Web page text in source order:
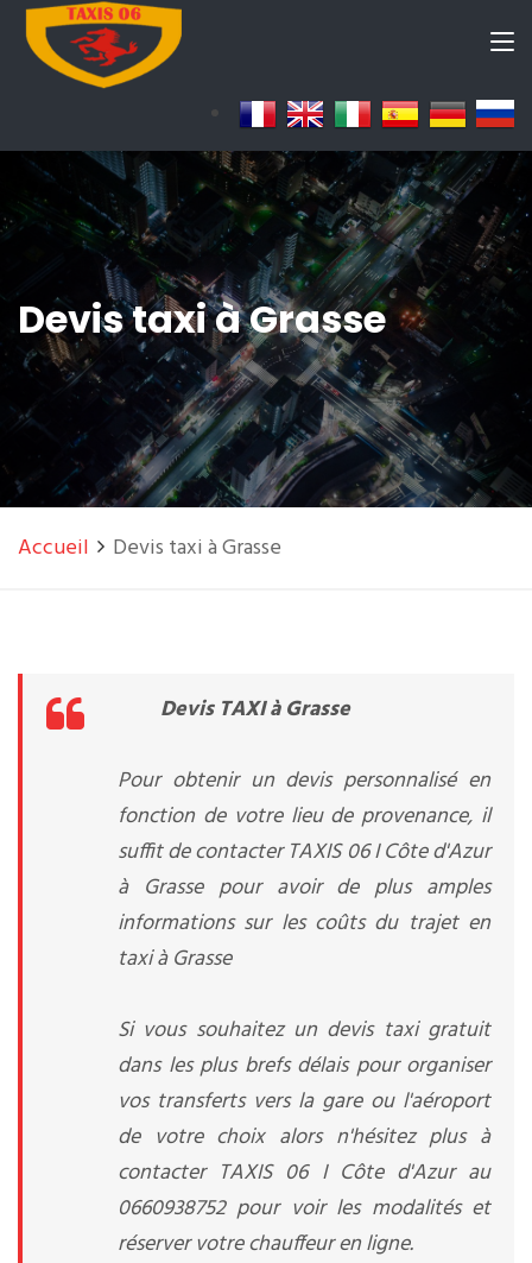
Devis taxi à Grasse
Accueil Devis taxi à Grasse
Devis TAXI à Grasse
Pour obtenir un devis personnalisé en
fonction de votre lieu de provenance, il
suffit de contacter TAXIS 06 I Côte d'Azur
à Grasse pour avoir de plus amples
informations sur les coûts du trajet en
taxi à Grasse
Si vous souhaitez un devis taxi gratuit
dans les plus brefs délais pour organiser
vos transferts vers la gare ou l'aéroport
de votre choix alors n'hésitez plus à
contacter TAXIS 06 I Côte d'Azur au
0660938752 pour voir les modalités et
réserver votre chauffeur en ligne.